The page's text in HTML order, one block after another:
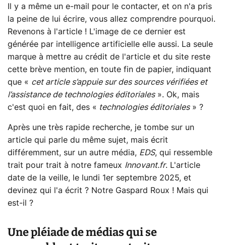
Il y a même un e-mail pour le contacter, et on n'a pris
la peine de lui écrire, vous allez comprendre pourquoi.
Revenons à l'article ! L'image de ce dernier est
générée par intelligence artificielle elle aussi. La seule
marque à mettre au crédit de l'article et du site reste
cette brève mention, en toute fin de papier, indiquant
que « cet article s’appuie sur des sources vérifiées et
l’assistance de technologies éditoriales». Ok, mais
c'est quoi en fait, des « technologies éditoriales» ?
Après une très rapide recherche, je tombe sur un
article qui parle du même sujet, mais écrit
différemment, sur un autre média, EDS, qui ressemble
trait pour trait à notre fameux Innovant.fr. L'article
date de la veille, le lundi 1er septembre 2025, et
devinez qui l'a écrit ? Notre Gaspard Roux ! Mais qui
est-il ?
Une pléiade de médias qui se